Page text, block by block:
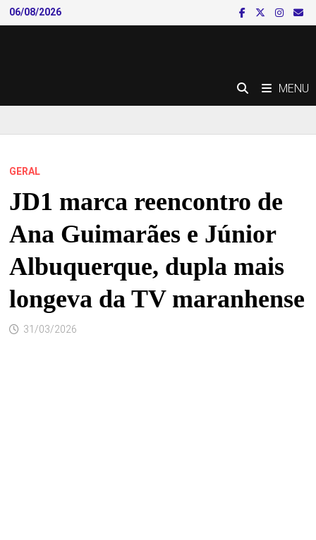
Skip
to
06/08/2026
MENU
GERAL
JD1 marca reencontro de
Ana Guimarães e Júnior
Albuquerque, dupla mais
longeva da TV maranhense
31/03/2026